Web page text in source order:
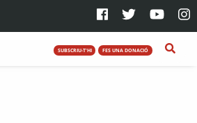
SUBSCRIU-T'HI FES UNA DONACIÓ